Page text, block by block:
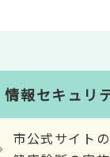
情報セキュリ
市公式サイト